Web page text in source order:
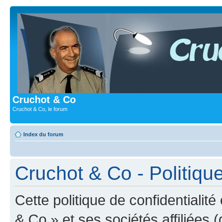
Cruchot & Co
Cruchot & Co, le forum
Index du forum
Cruchot & Co -
Cette politique de